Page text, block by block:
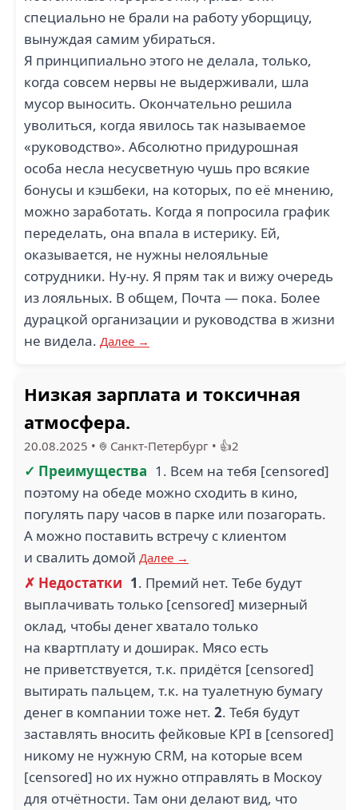
специально не брали на работу уборщицу,
вынуждая самим убираться.
Я принципиально этого не делала, только,
когда совсем нервы не выдерживали, шла
мусор выносить. Окончательно решила
уволиться, когда явилось так называемое
«руководство». Абсолютно придурошная
особа несла несусветную чушь про всякие
бонусы и кэшбеки, на которых, по её мнению,
можно заработать. Когда я попросила график
переделать, она впала в истерику. Ей,
оказывается, не нужны нелояльные
сотрудники. Ну-ну. Я прям так и вижу очередь
из лояльных. В общем, Почта — пока. Более
дурацкой организации и руководства в жизни
не видела. Далее →
Низкая зарплата и токсичная
атмосфера.
20.08.2025 • Санкт-Петербург • 👍2
✓ Преимущества 1. Всем на тебя [censored]
поэтому на обеде можно сходить в кино,
погулять пару часов в парке или позагорать.
А можно поставить встречу с клиентом
и свалить домой Далее →
✗ Недостатки 1. Премий нет. Тебе будут
выплачивать только [censored] мизерный
оклад, чтобы денег хватало только
на квартплату и доширак. Мясо есть
не приветствуется, т.к. придётся [censored]
вытирать пальцем, т.к. на туалетную бумагу
денег в компании тоже нет. 2. Тебя будут
заставлять вносить фейковые KPI в [censored]
никому не нужную CRM, на которые всем
[censored] но их нужно отправлять в Москоу
для отчётности. Там они делают вид, что